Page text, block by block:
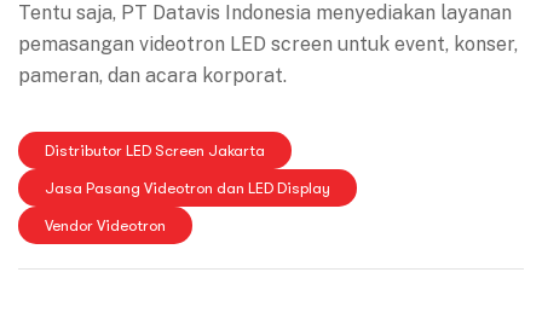
Tentu saja, PT Datavis Indonesia menyediakan layanan
pemasangan videotron LED screen untuk event, konser,
pameran, dan acara korporat.
Distributor LED Screen Jakarta
Jasa Pasang Videotron dan LED Display
Vendor Videotron